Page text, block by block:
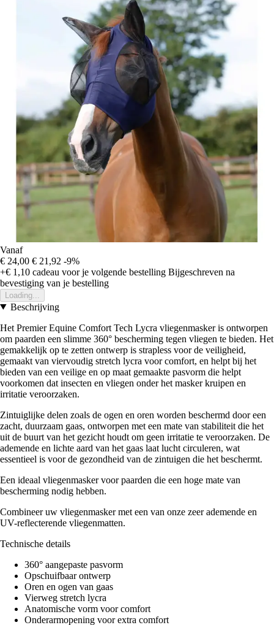
Vanaf
€ 24,00 € 21,92 -9%
+€ 1,10 cadeau voor je volgende bestelling Bijgeschreven na
bevestiging van je bestelling
Loading...
Beschrijving
Het Premier Equine Comfort Tech Lycra vliegenmasker is ontworpen
om paarden een slimme 360° bescherming tegen vliegen te bieden. Het
gemakkelijk op te zetten ontwerp is strapless voor de veiligheid,
gemaakt van viervoudig stretch lycra voor comfort, en helpt bij het
bieden van een veilige en op maat gemaakte pasvorm die helpt
voorkomen dat insecten en vliegen onder het masker kruipen en
irritatie veroorzaken.
Zintuiglijke delen zoals de ogen en oren worden beschermd door een
zacht, duurzaam gaas, ontworpen met een mate van stabiliteit die het
uit de buurt van het gezicht houdt om geen irritatie te veroorzaken. De
ademende en lichte aard van het gaas laat lucht circuleren, wat
essentieel is voor de gezondheid van de zintuigen die het beschermt.
Een ideaal vliegenmasker voor paarden die een hoge mate van
bescherming nodig hebben.
Combineer uw vliegenmasker met een van onze zeer ademende en
UV-reflecterende vliegenmatten.
Technische details
360° aangepaste pasvorm
Opschuifbaar ontwerp
Oren en ogen van gaas
Vierweg stretch lycra
Anatomische vorm voor comfort
Onderarmopening voor extra comfort